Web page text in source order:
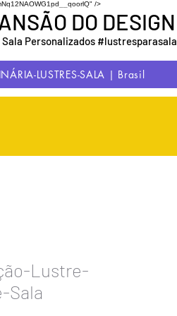
/>
DO DESIGN
Personalizados #lustresparasala
LUSTRES-SALA | Brasil
Lustre-
Sala